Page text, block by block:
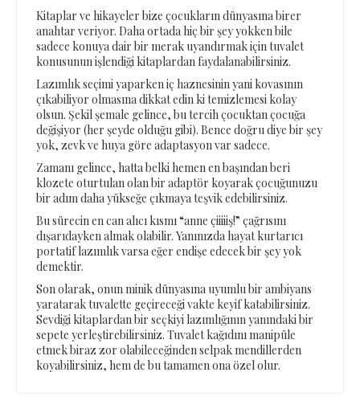
Kitaplar ve hikayeler bize çocukların dünyasına birer
anahtar veriyor. Daha ortada hiç bir şey yokken bile
sadece konuya dair bir merak uyandırmak için tuvalet
konusunun işlendiği kitaplardan faydalanabilirsiniz.
Lazımlık seçimi yaparken iç haznesinin yani kovasının
çıkabiliyor olmasına dikkat edin ki temizlemesi kolay
olsun. Şekil şemale gelince, bu tercih çocuktan çocuğa
değişiyor (her şeyde olduğu gibi). Bence doğru diye bir şey
yok, zevk ve huya göre adaptasyon var sadece.
Zamanı gelince, hatta belki hemen en başından beri
klozete oturtulan olan bir adaptör koyarak çocuğunuzu
bir adım daha yükseğe çıkmaya teşvik edebilirsiniz.
Bu sürecin en can alıcı kısmı “anne çiiiiiş!” çağrısını
dışarıdayken almak olabilir. Yanınızda hayat kurtarıcı
portatif lazımlık varsa eğer endişe edecek bir şey yok
demektir.
Son olarak, onun minik dünyasına uyumlu bir ambiyans
yaratarak tuvalette geçireceği vakte keyif katabilirsiniz.
Sevdiği kitaplardan bir seçkiyi lazımlığının yanındaki bir
sepete yerleştirebilirsiniz. Tuvalet kağıdını manipüle
etmek biraz zor olabileceğinden selpak mendillerden
koyabilirsiniz, hem de bu tamamen ona özel olur.